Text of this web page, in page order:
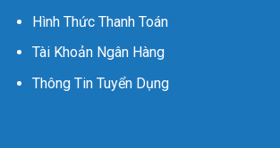
Hình Thức Thanh Toán
Tài Khoản Ngân Hàng
Thông Tin Tuyển Dụng